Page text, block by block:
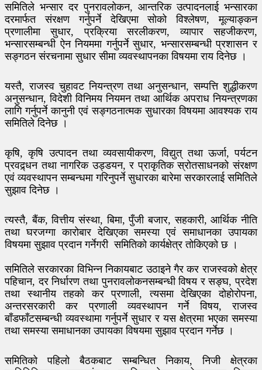
समितिले भन्सार दर पुनरावलोकन, आन्तरिक उत्पादनलाई भन्सारका
दरमार्फत संरक्षण गर्नुपर्ने देखिएमा सोको विश्लेषण, मूल्याङ्कन
प्रणालीमा सुधार, प्रक्रिया सरलीकरण, व्यापार सहजीकरण,
भन्सारसम्बन्धी ऐन नियममा गर्नुपर्ने सुधार, भन्सारसम्बन्धी प्रशासन र
सङ्गठन संरचनामा सुधार सीमा व्यवस्थापनका विषयमा राय दिनेछ ।
यस्तै, राजस्व चुहावट नियन्त्रण तथा अनुसन्धान, सम्पत्ति शुद्धीकरण
अनुसन्धान, विदेशी विनिमय नियमन तथा आर्थिक अपराध नियन्त्रणका
लागि गर्नुपर्ने कानुनी एवं सङ्गठनात्मक सुधारका विषयमा आवश्यक राय
समितिले दिनेछ ।
कृषि, कृषि उत्पादन तथा व्यवसायीकरण, विद्युत् तथा ऊर्जा, पर्यटन
प्रवद्र्धन तथा नागरिक उड्डयन, र प्राकृतिक स्रोतसाधनको संरक्षण
एवं व्यवस्थापन सम्बन्धमा गरिनुपर्ने सुधारका बारेमा सरकारलाई समितिले
सुझाव दिनेछ ।
त्यस्तै, बैंक, वित्तीय संस्था, बिमा, पुँजी बजार, सहकारी, आर्थिक नीति
तथा घरजग्गा कारोबार देखिएका समस्या एवं समाधानका उपायका
विषयमा सुझाव प्रदान गर्नेगरी समितिको कार्यक्षेत्र तोकिएको छ ।
समितिले सरकारका विभिन्न निकायबाट उठाइने गैर कर राजस्वको क्षेत्र
पहिचान, दर निर्धारण तथा पुनरावलोकनसम्बन्धी विषय र सङ्घ, प्रदेश
तथा स्थानीय तहको कर प्रणाली, त्यसमा देखिएका दोहोरोपना,
अन्तरसरकारी कर प्रणाली व्यवस्थापन गर्ने विषय, राजस्व
बाँडफाँटसम्बन्धी व्यवस्थामा गर्नुपर्ने सुधार र यस क्षेत्रमा भएका समस्या
तथा समस्या समाधानका उपायका विषयमा सुझाव प्रदान गर्नेछ ।
समितिको पहिलो बैठकबाट सम्बन्धित निकाय, निजी क्षेत्रका